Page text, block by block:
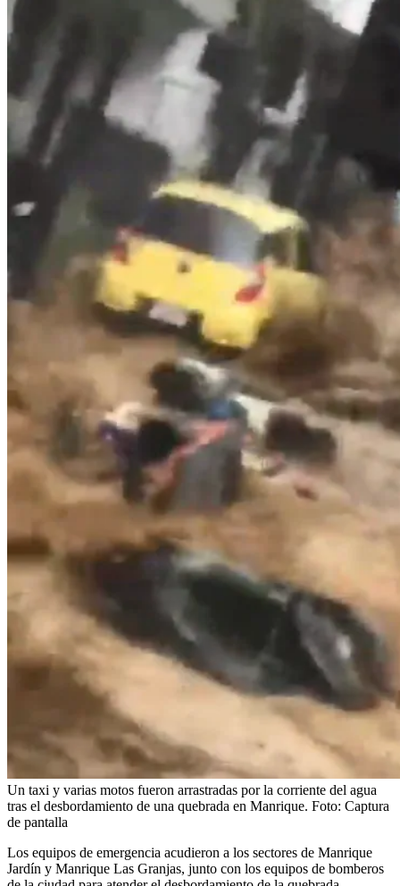
Un taxi y varias motos fueron arrastradas por la corriente del agua
tras el desbordamiento de una quebrada en Manrique. Foto: Captura
de pantalla
Los equipos de emergencia acudieron a los sectores de Manrique
Jardín y Manrique Las Granjas, junto con los equipos de bomberos